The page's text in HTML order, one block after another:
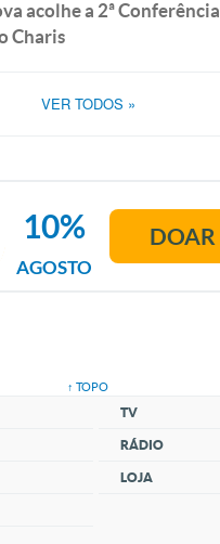
acolhe a 2ª Conferência
Charis
VER TODOS »
AGOSTO
10% DOAR
↑ TOPO
TV
RÁDIO
LOJA